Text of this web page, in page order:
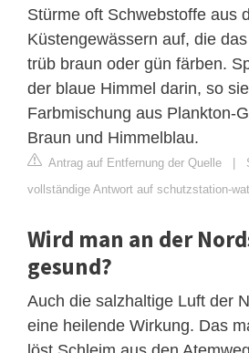
Stürme oft Schwebstoffe aus
Küstengewässern auf, die
trüb braun oder gün färben.
der blaue Himmel darin, so
Farbmischung aus Plankton-
Braun und Himmelblau.
Antrag auf Entfernung der Quelle |
vollständige Antwort auf schutzstation-
Wird man an der
gesund?
Auch die salzhaltige Luft der
eine heilende Wirkung. Das